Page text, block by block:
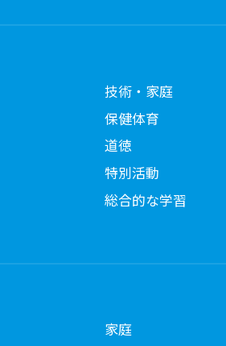
技術・家庭
保健体育
道徳
特別活動
総合的な学習
家庭